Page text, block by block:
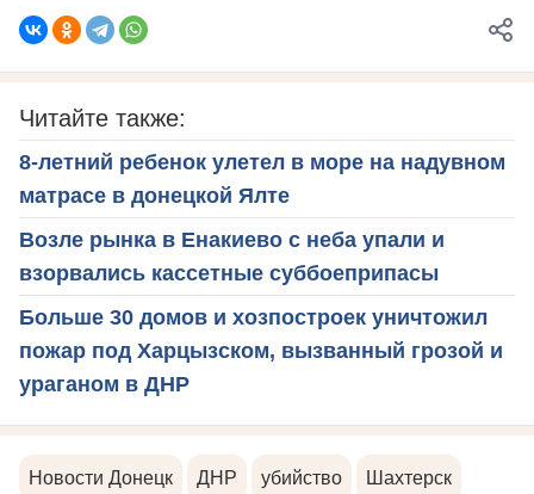
Читайте также:
8-летний ребенок улетел в море на надувном
матрасе в донецкой Ялте
Возле рынка в Енакиево с неба упали и
взорвались кассетные суббоеприпасы
Больше 30 домов и хозпостроек уничтожил
пожар под Харцызском, вызванный грозой и
ураганом в ДНР
Новости Донецк ДНР убийство Шахтерск